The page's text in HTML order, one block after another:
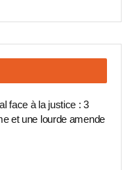
face à la justice : 3
et une lourde amende